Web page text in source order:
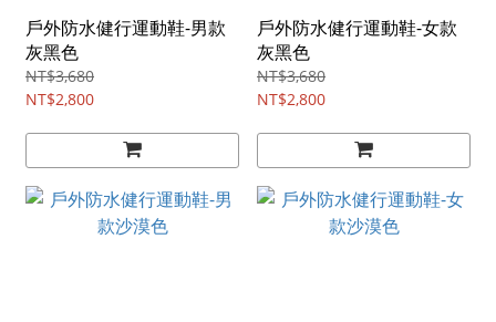
戶外防水健行運動鞋-男款
灰黑色
NT$3,680
NT$2,800
戶外防水健行運動鞋-女款
灰黑色
NT$3,680
NT$2,800